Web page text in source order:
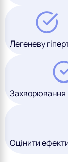
Легеневу
Захворювання
Оцінити